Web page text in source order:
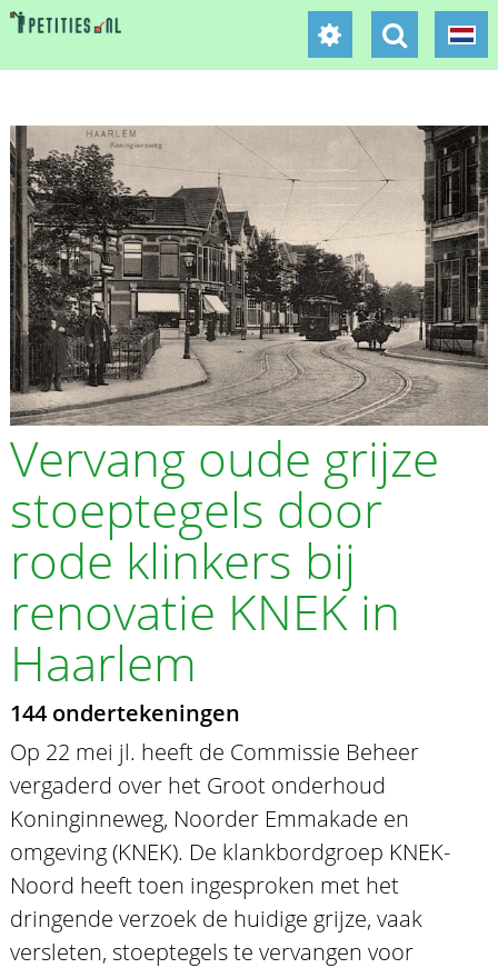
Vervang oude grijze
stoeptegels door
rode klinkers bij
renovatie KNEK in
Haarlem
144 ondertekeningen
Op 22 mei jl. heeft de Commissie Beheer
vergaderd over het Groot onderhoud
Koninginneweg, Noorder Emmakade en
omgeving (KNEK). De klankbordgroep KNEK-
Noord heeft toen ingesproken met het
dringende verzoek de huidige grijze, vaak
versleten, stoeptegels te vervangen voor